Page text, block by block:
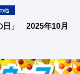
他
日」 2025年10月